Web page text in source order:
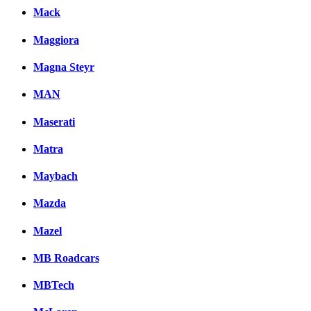
Mack
Maggiora
Magna Steyr
MAN
Maserati
Matra
Maybach
Mazda
Mazel
MB Roadcars
MBTech